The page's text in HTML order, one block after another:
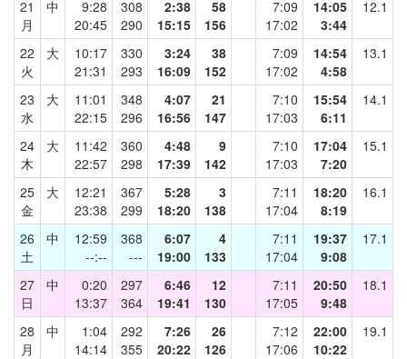
21
月
中
9:28
20:45
308
290
2:38
15:15
58
156
7:09
17:02
14:05
3:44
12.1
22
火
大
10:17
21:31
330
293
3:24
16:09
38
152
7:09
17:02
14:54
4:58
13.1
23
水
大
11:01
22:15
348
296
4:07
16:56
21
147
7:10
17:03
15:54
6:11
14.1
24
木
大
11:42
22:57
360
298
4:48
17:39
9
142
7:10
17:03
17:04
7:20
15.1
25
金
大
12:21
23:38
367
299
5:28
18:20
3
138
7:11
17:04
18:20
8:19
16.1
26
土
中
12:59
--:--
368
---
6:07
19:00
4
133
7:11
17:04
19:37
9:08
17.1
27
日
中
0:20
13:37
297
364
6:46
19:41
12
130
7:11
17:05
20:50
9:48
18.1
28
月
中
1:04
14:14
292
355
7:26
20:22
26
126
7:12
17:06
22:00
10:22
19.1